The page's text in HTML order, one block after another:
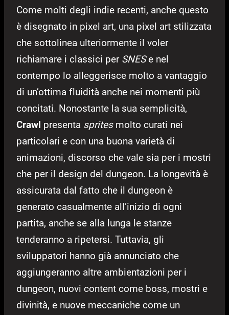
Come molti degli indie recenti, anche questo
è disegnato in pixel art, una pixel art stilizzata
che sottolinea ulteriormente il voler
richiamare i classici per SNESe nel
contempo lo alleggerisce molto a vantaggio
di un’ottima fluidità anche nei momenti più
concitati. Nonostante la sua semplicità,
Crawl presenta spritesmolto curati nei
particolari e con una buona varietà di
animazioni, discorso che vale sia per i mostri
che per il design del dungeon. La longevità è
assicurata dal fatto che il dungeon è
generato casualmente all’inizio di ogni
partita, anche se alla lunga le stanze
tenderanno a ripetersi. Tuttavia, gli
sviluppatori hanno già annunciato che
aggiungeranno altre ambientazioni per i
dungeon, nuovi content come boss, mostri e
divinità, e nuove meccaniche come un